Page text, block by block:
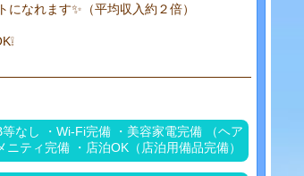
なれます✨（平均収入約２倍）
なし ・Wi-Fi完備 ・美容家電完備 （ヘア
ティ完備 ・店泊OK（店泊用備品完備）